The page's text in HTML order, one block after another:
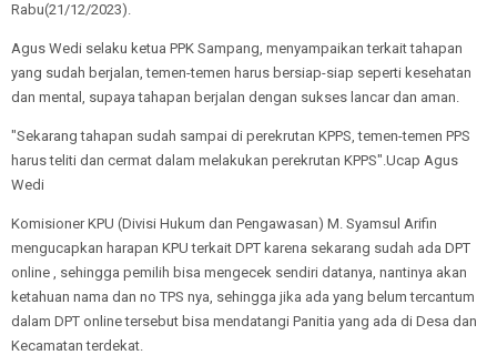
Rabu(21/12/2023).
Agus Wedi selaku ketua PPK Sampang, menyampaikan terkait tahapan
yang sudah berjalan, temen-temen harus bersiap-siap seperti kesehatan
dan mental, supaya tahapan berjalan dengan sukses lancar dan aman.
"Sekarang tahapan sudah sampai di perekrutan KPPS, temen-temen PPS
harus teliti dan cermat dalam melakukan perekrutan KPPS".Ucap Agus
Wedi
Komisioner KPU (Divisi Hukum dan Pengawasan) M. Syamsul Arifin
mengucapkan harapan KPU terkait DPT karena sekarang sudah ada DPT
online , sehingga pemilih bisa mengecek sendiri datanya, nantinya akan
ketahuan nama dan no TPS nya, sehingga jika ada yang belum tercantum
dalam DPT online tersebut bisa mendatangi Panitia yang ada di Desa dan
Kecamatan terdekat.